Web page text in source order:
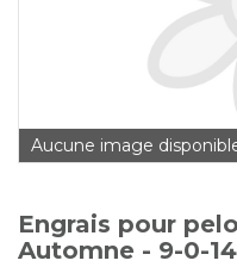
Aucune image
Engrais pour
Automne - 9-0-